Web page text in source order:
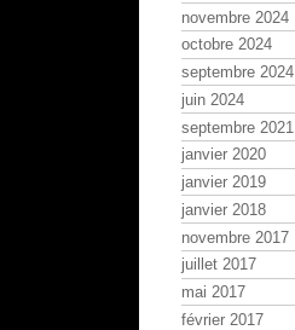
novembre 2024
octobre 2024
septembre 2024
juin 2024
septembre 2021
janvier 2020
janvier 2019
janvier 2018
novembre 2017
juillet 2017
mai 2017
février 2017